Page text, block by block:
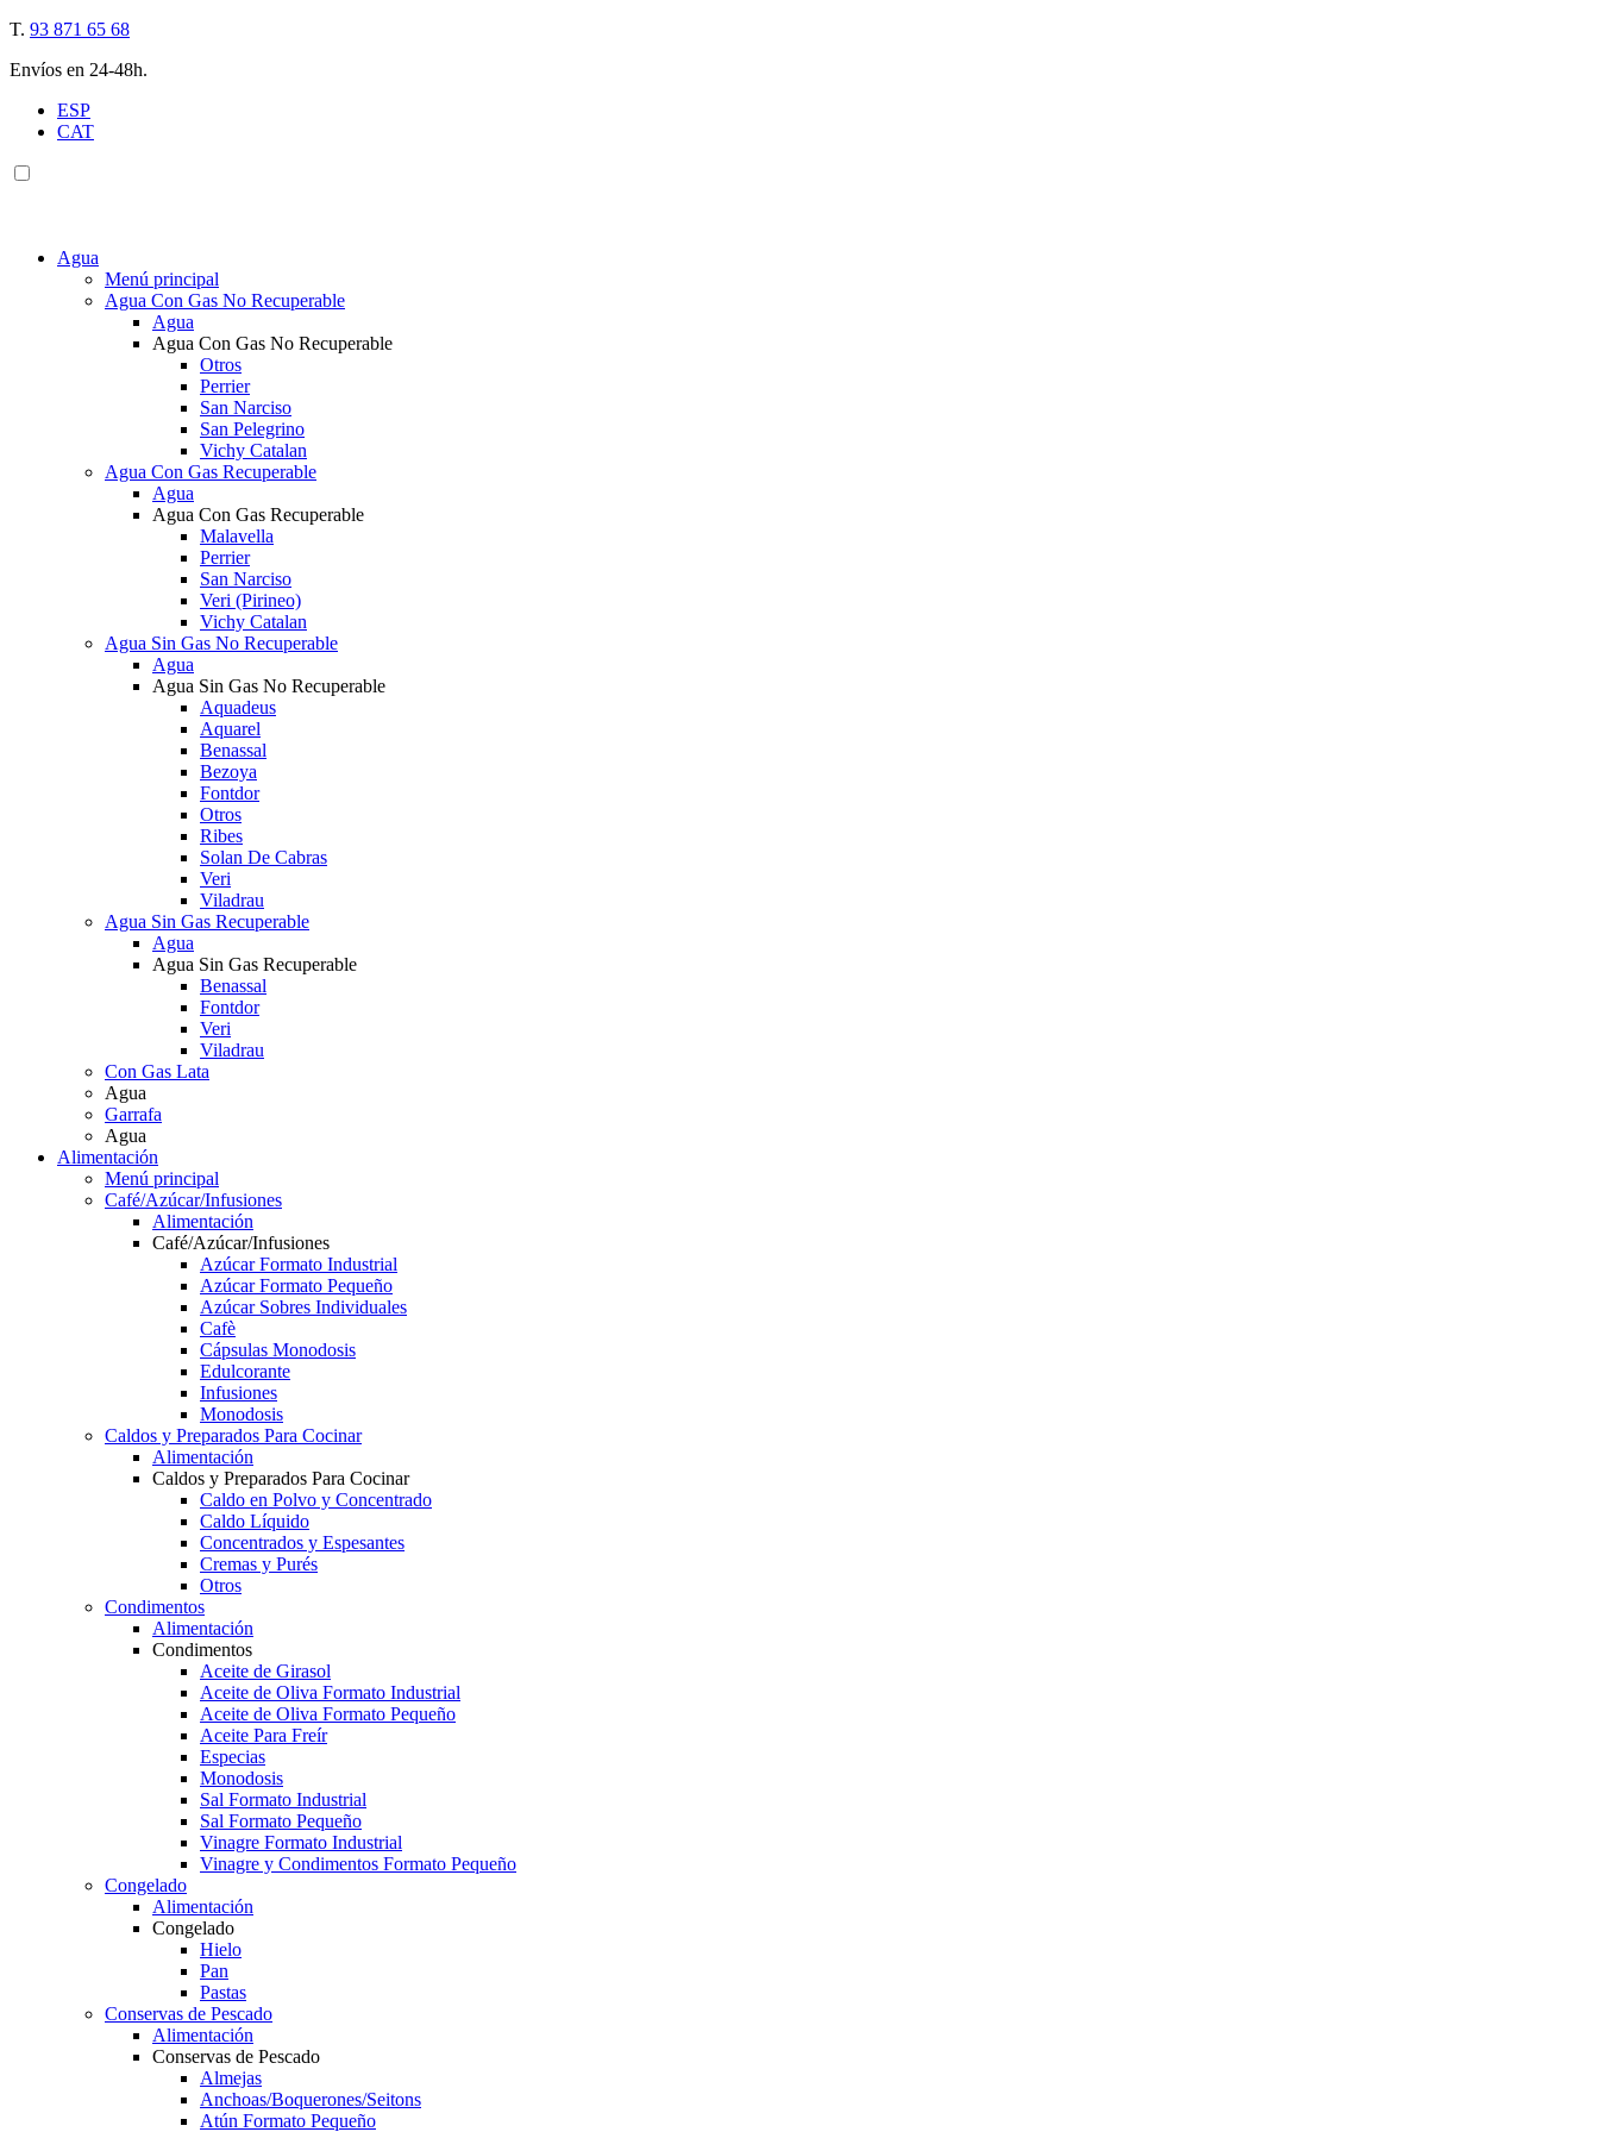
T. 93 871 65 68
Envíos en 24-48h.
ESP
CAT
Agua
Menú principal
Agua Con Gas No Recuperable
Agua
Agua Con Gas No Recuperable
Otros
Perrier
San Narciso
San Pelegrino
Vichy Catalan
Agua Con Gas Recuperable
Agua
Agua Con Gas Recuperable
Malavella
Perrier
San Narciso
Veri (Pirineo)
Vichy Catalan
Agua Sin Gas No Recuperable
Agua
Agua Sin Gas No Recuperable
Aquadeus
Aquarel
Benassal
Bezoya
Fontdor
Otros
Ribes
Solan De Cabras
Veri
Viladrau
Agua Sin Gas Recuperable
Agua
Agua Sin Gas Recuperable
Benassal
Fontdor
Veri
Viladrau
Con Gas Lata
Agua
Garrafa
Agua
Alimentación
Menú principal
Café/Azúcar/Infusiones
Alimentación
Café/Azúcar/Infusiones
Azúcar Formato Industrial
Azúcar Formato Pequeño
Azúcar Sobres Individuales
Cafè
Cápsulas Monodosis
Edulcorante
Infusiones
Monodosis
Caldos y Preparados Para Cocinar
Alimentación
Caldos y Preparados Para Cocinar
Caldo en Polvo y Concentrado
Caldo Líquido
Concentrados y Espesantes
Cremas y Purés
Otros
Condimentos
Alimentación
Condimentos
Aceite de Girasol
Aceite de Oliva Formato Industrial
Aceite de Oliva Formato Pequeño
Aceite Para Freír
Especias
Monodosis
Sal Formato Industrial
Sal Formato Pequeño
Vinagre Formato Industrial
Vinagre y Condimentos Formato Pequeño
Congelado
Alimentación
Congelado
Hielo
Pan
Pastas
Conservas de Pescado
Alimentación
Conservas de Pescado
Almejas
Anchoas/Boquerones/Seitons
Atún Formato Pequeño